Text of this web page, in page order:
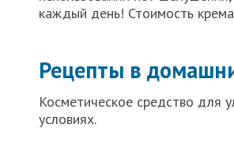
каждый день! Стоимость
Рецепты в
Косметическое средство для
условиях.